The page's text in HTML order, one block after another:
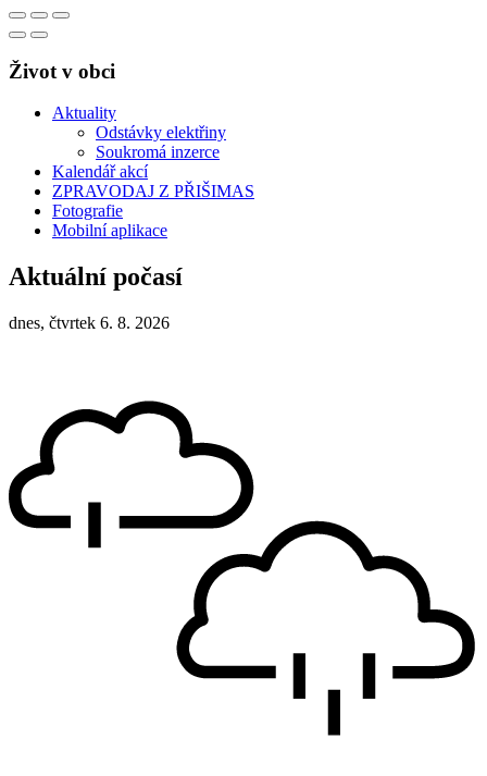
Život v obci
Aktuality
Odstávky elektřiny
Soukromá inzerce
Kalendář akcí
ZPRAVODAJ Z PŘIŠIMAS
Fotografie
Mobilní aplikace
Aktuální počasí
dnes, čtvrtek 6. 8. 2026